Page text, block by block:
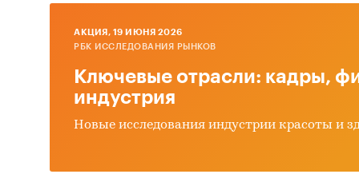
AКЦИЯ, 19 ИЮНЯ 2026
РБК ИССЛЕДОВАНИЯ РЫНКОВ
Ключевые отрасли: кадры,
индустрия
Новые исследования индустрии красоты и